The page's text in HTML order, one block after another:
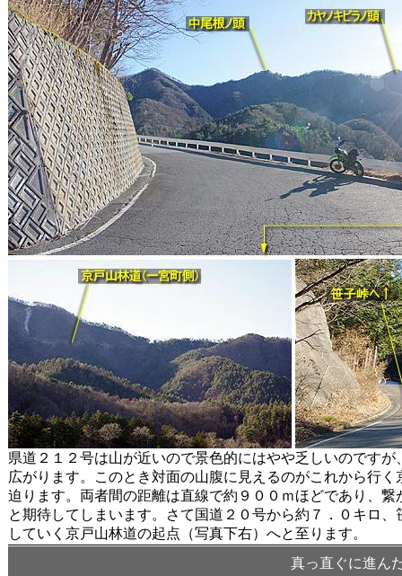
県道２１２号は山が近いので景色的にはやや乏しいのです
広がります。このとき対面の山腹に見えるのがこれから行
迫ります。両者間の距離は直線で約９００ｍほどであり、
と期待してしまいます。さて国道２０号から約７．０キロ
していく京戸山林道の起点（写真下右）へと至ります。
真っ直ぐに進ん